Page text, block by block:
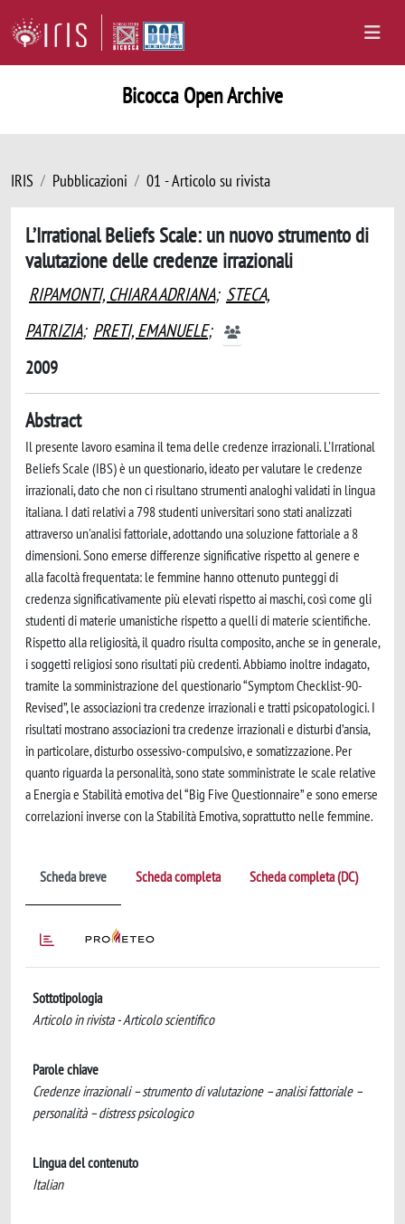
Bicocca Open Archive
IRIS Pubblicazioni 01 - Articolo su rivista
L’Irrational Beliefs Scale: un nuovo strumento di
valutazione delle credenze irrazionali
RIPAMONTI, CHIARA ADRIANA; STECA,
PATRIZIA; PRETI, EMANUELE;
2009
Abstract
Il presente lavoro esamina il tema delle credenze irrazionali. L'Irrational
Beliefs Scale (IBS) è un questionario, ideato per valutare le credenze
irrazionali, dato che non ci risultano strumenti analoghi validati in lingua
italiana. I dati relativi a 798 studenti universitari sono stati analizzati
attraverso un'analisi fattoriale, adottando una soluzione fattoriale a 8
dimensioni. Sono emerse differenze significative rispetto al genere e
alla facoltà frequentata: le femmine hanno ottenuto punteggi di
credenza significativamente più elevati rispetto ai maschi, così come gli
studenti di materie umanistiche rispetto a quelli di materie scientifiche.
Rispetto alla religiosità, il quadro risulta composito, anche se in generale,
i soggetti religiosi sono risultati più credenti. Abbiamo inoltre indagato,
tramite la somministrazione del questionario “Symptom Checklist-90-
Revised”, le associazioni tra credenze irrazionali e tratti psicopatologici. I
risultati mostrano associazioni tra credenze irrazionali e disturbi d’ansia,
in particolare, disturbo ossessivo-compulsivo, e somatizzazione. Per
quanto riguarda la personalità, sono state somministrate le scale relative
a Energia e Stabilità emotiva del “Big Five Questionnaire” e sono emerse
correlazioni inverse con la Stabilità Emotiva, soprattutto nelle femmine.
Scheda breve Scheda completa Scheda completa (DC)
Sottotipologia
Articolo in rivista - Articolo scientifico
Parole chiave
Credenze irrazionali – strumento di valutazione – analisi fattoriale –
personalità – distress psicologico
Lingua del contenuto
Italian